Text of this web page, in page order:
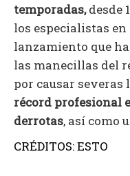
temporadas,desde
los especialistas
lanzamiento que
las manecillas del
por causar severas
récord profesional
derrotas, así como
CRÉDITOS: ESTO